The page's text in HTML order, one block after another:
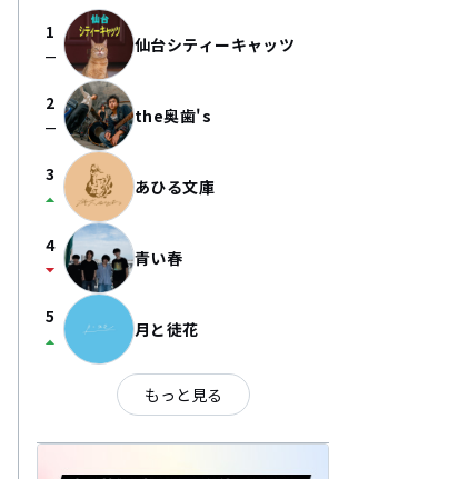
1
check_indeterminate_small 仙台シティーキャッツ
2
check_indeterminate_small the奥歯's
3
arrow_drop_up あひる文庫
4
arrow_drop_down 青い春
5
arrow_drop_up 月と徒花
もっと見る